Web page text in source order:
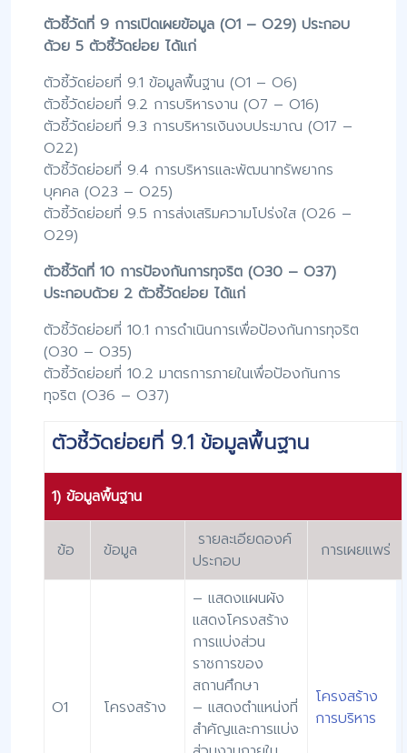
ตัวชี้วัดที่ 9 การเปิดเผยข้อมูล (O1 – O29) ประกอบ
ด้วย 5 ตัวชี้วัดย่อย ได้แก่
ตัวชี้วัดย่อยที่ 9.1 ข้อมูลพื้นฐาน (O1 – O6)
ตัวชี้วัดย่อยที่ 9.2 การบริหารงาน (O7 – O16)
ตัวชี้วัดย่อยที่ 9.3 การบริหารเงินงบประมาณ (O17 –
O22)
ตัวชี้วัดย่อยที่ 9.4 การบริหารและพัฒนาทรัพยากร
บุคคล (O23 – O25)
ตัวชี้วัดย่อยที่ 9.5 การส่งเสริมความโปร่งใส (O26 –
O29)
ตัวชี้วัดที่ 10 การป้องกันการทุจริต (O30 – O37)
ประกอบด้วย 2 ตัวชี้วัดย่อย ได้แก่
ตัวชี้วัดย่อยที่ 10.1 การดําเนินการเพื่อป้องกันการทุจริต
(O30 – O35)
ตัวชี้วัดย่อยที่ 10.2 มาตรการภายในเพื่อป้องกันการ
ทุจริต (O36 – O37)
ตัวชี้วัดย่อยที่ 9.1 ข้อมูลพื้นฐาน
1) ข้อมูลพื้นฐาน
ข้อ ข้อมูล
รายละเอียดองค์
ประกอบ
การเผยแพร่
O1 โครงสร้าง
– แสดงแผนผัง
แสดงโครงสร้าง
การแบ่งส่วน
ราชการของ
สถานศึกษา
– แสดงตำแหน่งที่
สำคัญและการแบ่ง
โครงสร้าง
การบริหาร